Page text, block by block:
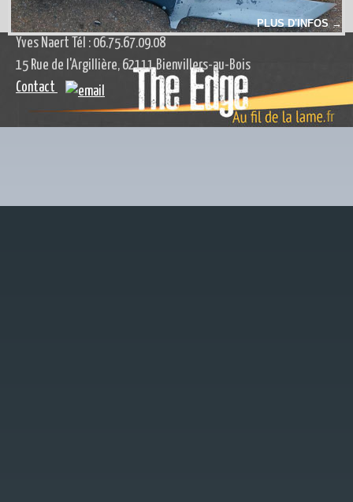
PLUS D'INFOS →
Yves Naert Tél : 06.75.67.09.08
15 Rue de l'Argillière, 62111 Bienvillers-au-Bois
Contact
ADMIN